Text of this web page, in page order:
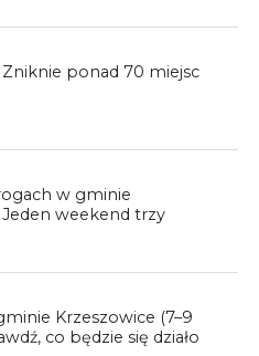
Zniknie ponad 70 miejsc
w gminie
Jeden weekend trzy
Krzeszowice (7–9
co będzie się działo